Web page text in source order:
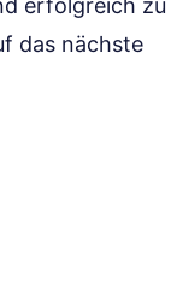
erfolgreich zu
das nächste